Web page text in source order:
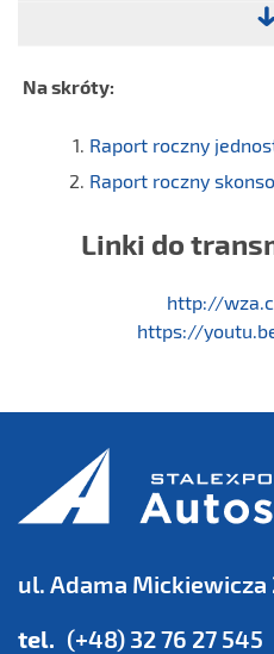
Spółek
9.
informacyjna
akcjonariuszami
Na skróty:
Raport roczny
Raport roczny
Linki do
http://
https://
ul. Adama
tel. (+48) 32 76 27 545